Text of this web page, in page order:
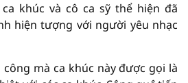
ca khúc và cô ca sỹ thể hiện đã
hiện tượng với người yêu nhạc
công mà ca khúc này được gọi là